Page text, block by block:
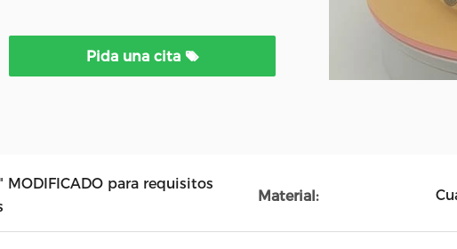
Pida una cita
MODIFICADO para requisitos
Material: